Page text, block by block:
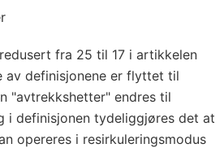
fra 25 til 17 i artikkelen
av definisjonene er flyttet til
"avtrekkshetter" endres til
i definisjonen tydeliggjøres det at
opereres i resirkuleringsmodus